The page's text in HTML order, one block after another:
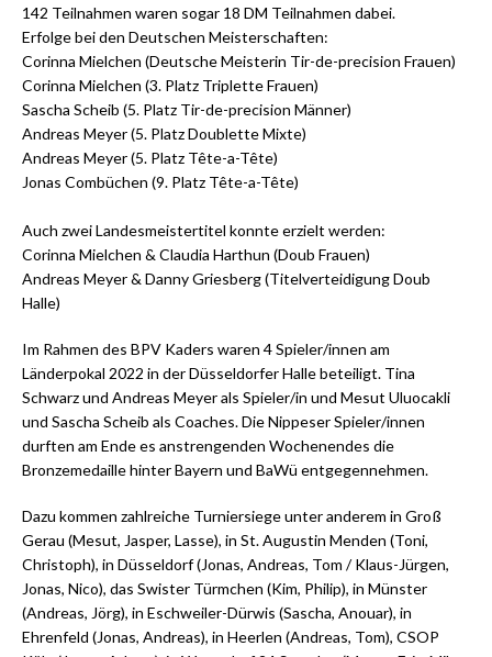
142 Teilnahmen waren sogar 18 DM Teilnahmen dabei.
E rfolge bei den Deutschen Meisterschaften:
C orinna Mielchen (Deutsche Meisterin Tir-de-precision Frauen)
C orinna Mielchen (3. Platz Triplette Frauen)
S ascha Scheib (5. Platz Tir-de-precision Männer)
A ndreas Meyer (5. Platz Doublette Mixte)
A ndreas Meyer (5. Platz Tête-a-Tête)
J onas Combüchen (9. Platz Tête-a-Tête)
A uch zwei Landesmeistertitel konnte erzielt werden:
C orinna Mielchen & Claudia Harthun (Doub Frauen)
A ndreas Meyer & Danny Griesberg (Titelverteidigung Doub
Halle)
I m Rahmen des BPV Kaders waren 4 Spieler/innen am
Länderpokal 2022 in der Düsseldorfer Halle beteiligt. Tina
Schwarz und Andreas Meyer als Spieler/in und Mesut Uluocakli
und Sascha Scheib als Coaches. Die Nippeser Spieler/innen
durften am Ende es anstrengenden Wochenendes die
Bronzemedaille hinter Bayern und BaWü entgegennehmen.
D azu kommen zahlreiche Turniersiege unter anderem in Groß
Gerau (Mesut, Jasper, Lasse), in St. Augustin Menden (Toni,
Christoph), in Düsseldorf (Jonas, Andreas, Tom / Klaus-Jürgen,
Jonas, Nico), das Swister Türmchen (Kim, Philip), in Münster
(Andreas, Jörg), in Eschweiler-Dürwis (Sascha, Anouar), in
Ehrenfeld (Jonas, Andreas), in Heerlen (Andreas, Tom), CSOP